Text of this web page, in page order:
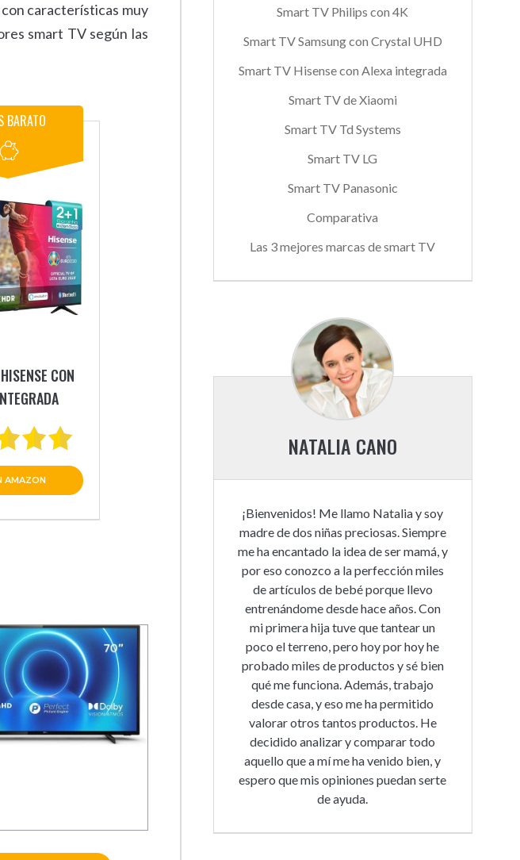
características muy
smart TV según las
BARATO
CON
AMAZON
Smart TV Philips con 4K
Smart TV Samsung con Crystal UHD
Smart TV Hisense con Alexa integrada
Smart TV de Xiaomi
Smart TV Td Systems
Smart TV LG
Smart TV Panasonic
Comparativa
Las 3 mejores marcas de smart TV
NATALIA CANO
¡Bienvenidos! Me llamo Natalia y soy
madre de dos niñas preciosas. Siempre
me ha encantado la idea de ser mamá, y
por eso conozco a la perfección miles
de artículos de bebé porque llevo
entrenándome desde hace años. Con
mi primera hija tuve que tantear un
poco el terreno, pero hoy por hoy he
probado miles de productos y sé bien
qué me funciona. Además, trabajo
desde casa, y eso me ha permitido
valorar otros tantos productos. He
decidido analizar y comparar todo
aquello que a mí me ha venido bien, y
espero que mis opiniones puedan serte
de ayuda.